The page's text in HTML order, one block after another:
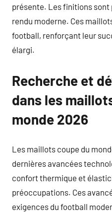
présente. Les finitions
rendu moderne. Ces
football, renforçant leur
élargi.
Recherche et
dans les
monde 2026
Les maillots coupe du
dernières avancées
confort thermique et
préoccupations. Ces
exigences du football